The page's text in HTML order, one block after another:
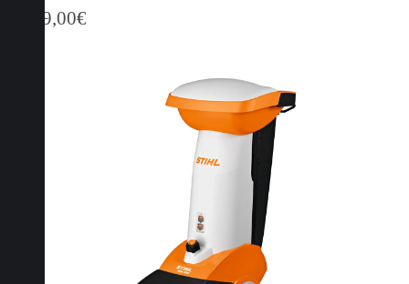
1.549,00€